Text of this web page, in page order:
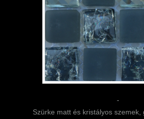
-
Szürke matt és kristályos szemek,